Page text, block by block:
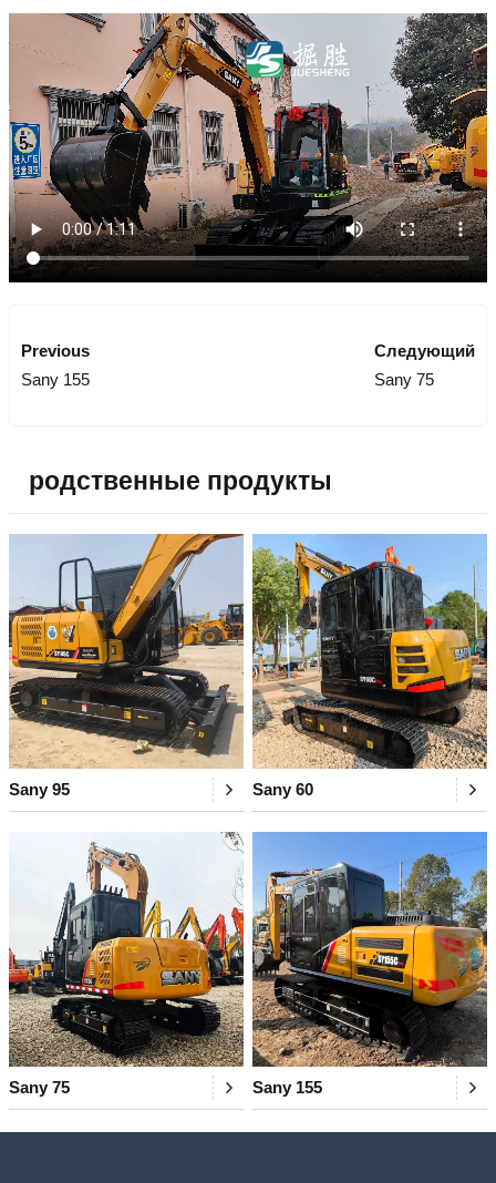
Previous
Sany 155
Следующий
Sany 75
родственные продукты
Sany 95 Sany 60
Sany 75 Sany 155